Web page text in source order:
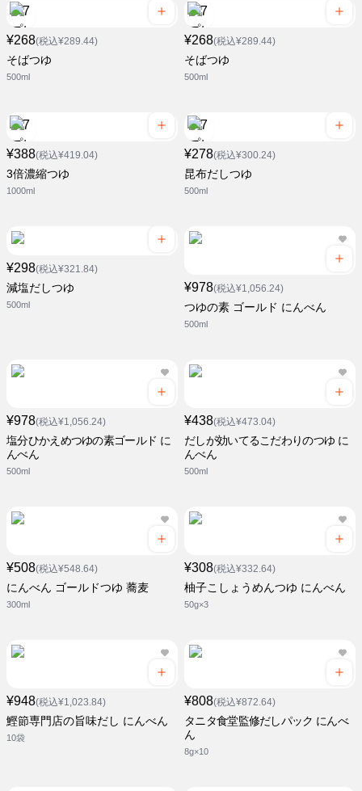
¥268(税込¥289.44)
そばつゆ
500ml
¥268(税込¥289.44)
そばつゆ
500ml
¥388(税込¥419.04)
3倍濃縮つゆ
1000ml
¥278(税込¥300.24)
昆布だしつゆ
500ml
¥298(税込¥321.84)
減塩だしつゆ
500ml
¥978(税込¥1,056.24)
つゆの素 ゴールド にんべん
500ml
¥978(税込¥1,056.24)
塩分ひかえめつゆの素ゴールド に
んべん
500ml
¥438(税込¥473.04)
だしが効いてるこだわりのつゆ に
んべん
500ml
¥508(税込¥548.64)
にんべん ゴールドつゆ 蕎麦
300ml
¥308(税込¥332.64)
柚子こしょうめんつゆ にんべん
50g×3
¥948(税込¥1,023.84)
鰹節専門店の旨味だし にんべん
10袋
¥808(税込¥872.64)
タニタ食堂監修だしパック にんべ
ん
8g×10